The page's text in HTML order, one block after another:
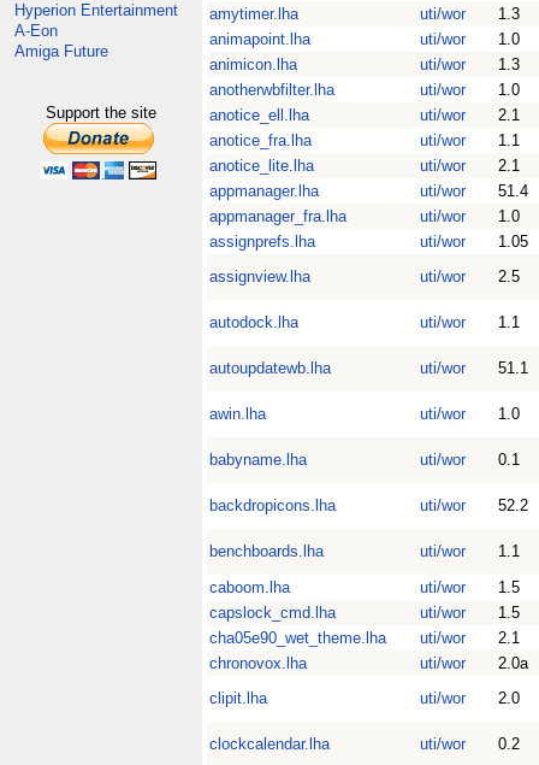
Hyperion Entertainment
A-Eon
Amiga Future
Support the site
amytimer.lha
uti/wor
1.3
animapoint.lha
uti/wor
1.0
animicon.lha
uti/wor
1.3
anotherwbfilter.lha
uti/wor
1.0
anotice_ell.lha
uti/wor
2.1
anotice_fra.lha
uti/wor
1.1
anotice_lite.lha
uti/wor
2.1
appmanager.lha
uti/wor
51.4
appmanager_fra.lha
uti/wor
1.0
assignprefs.lha
uti/wor
1.05
assignview.lha
uti/wor 2.5
autodock.lha uti/wor 1.1
autoupdatewb.lha uti/wor 51.1
awin.lha uti/wor 1.0
babyname.lha uti/wor 0.1
backdropicons.lha uti/wor 52.2
benchboards.lha uti/wor
1.1
caboom.lha
uti/wor
1.5
capslock_cmd.lha
uti/wor
1.5
cha05e90_wet_theme.lha
uti/wor
2.1
chronovox.lha
uti/wor
2.0a
clipit.lha
uti/wor 2.0
clockcalendar.lha uti/wor 0.2